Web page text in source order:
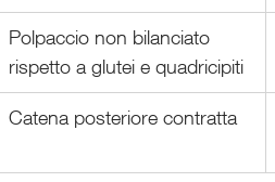
Polpaccio non bilanciato
rispetto a glutei e quadricipiti
Catena posteriore contratta